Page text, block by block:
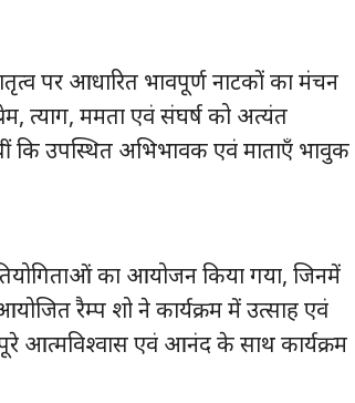
पर आधारित भावपूर्ण नाटकों का मंचन
त्याग, ममता एवं संघर्ष को अत्यंत
कि उपस्थित अभिभावक एवं माताएँ भावुक
का आयोजन किया गया, जिनमें
रैम्प शो ने कार्यक्रम में उत्साह एवं
आत्मविश्वास एवं आनंद के साथ कार्यक्रम